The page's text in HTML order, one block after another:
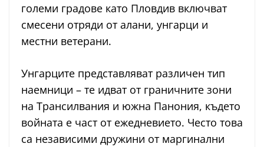
големи градове като Пловдив включват
смесени отряди от алани, унгарци и
местни ветерани.
Унгарците представляват различен тип
наемници – те идват от граничните зони
на Трансилвания и южна Панония, където
войната е част от ежедневието. Често това
са независими дружини от маргинални